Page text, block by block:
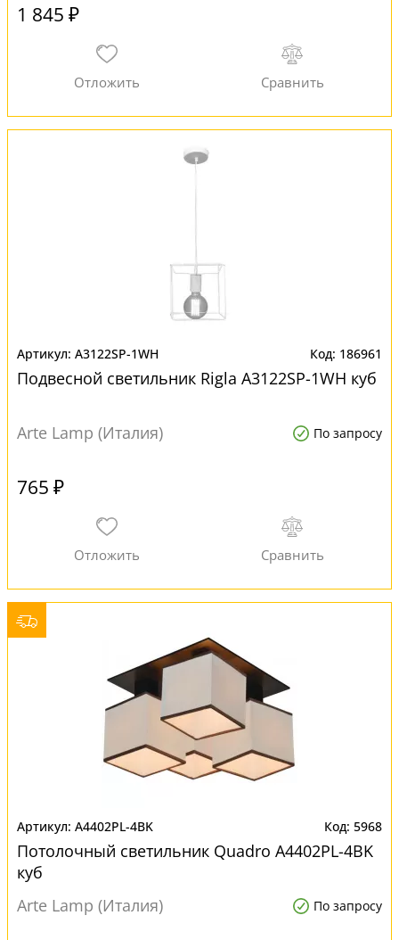
1 845 ₽
A3122SP-1WH 186961
Подвесной светильник Rigla A3122SP-1WH куб
Arte Lamp (Италия) По запросу
765 ₽
A4402PL-4BK 5968
Потолочный светильник Quadro A4402PL-4BK
куб
Arte Lamp (Италия)
По запросу